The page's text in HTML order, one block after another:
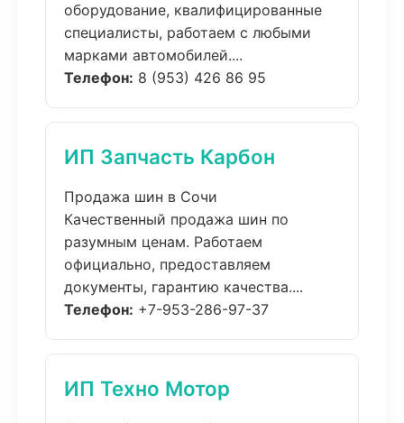
оборудование, квалифицированные
специалисты, работаем с любыми
марками автомобилей....
Телефон: 8 (953) 426 86 95
ИП Запчасть Карбон
Продажа шин в Сочи
Качественный продажа шин по
разумным ценам. Работаем
официально, предоставляем
документы, гарантию качества....
Телефон: +7-953-286-97-37
ИП Техно Мотор